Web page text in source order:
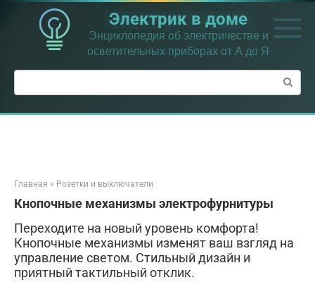
Перейти
контенту
Электрик в доме
Энциклопедия об электричестве и
осветительных приборах от А до Я
Поиск:
Главная » Розетки и выключатели
Кнопочные механизмы электрофурнитуры
Переходите на новый уровень комфорта!
Кнопочные механизмы изменят ваш взгляд на
управление светом. Стильный дизайн и
приятный тактильный отклик.